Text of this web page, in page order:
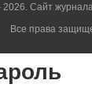
Сайт
Все права